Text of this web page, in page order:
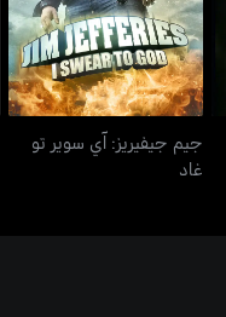
جيم جيفيريز: آي سوير تو
غاد